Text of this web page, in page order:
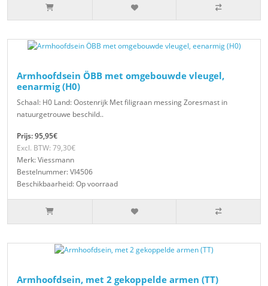
Armhoofdsein ÖBB met omgebouwde vleugel,
eenarmig (H0)
Schaal: H0 Land: Oostenrijk Met filigraan messing Zoresmast in
natuurgetrouwe beschild..
Prijs: 95,95€
Excl. BTW: 79,30€
Merk: Viessmann
Bestelnummer: VI4506
Beschikbaarheid: Op voorraad
Armhoofdsein, met 2 gekoppelde armen (TT)